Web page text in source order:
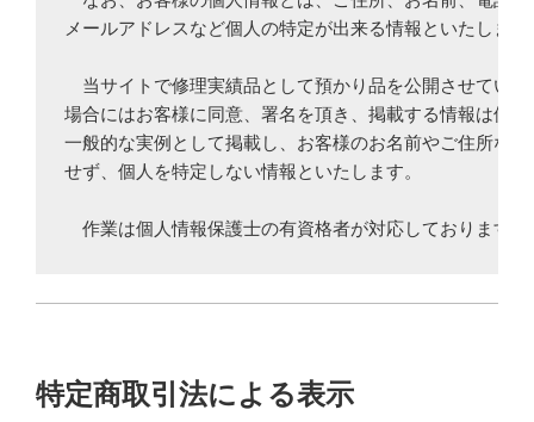
メールアドレスなど個人の特定が出来る情報といたします
当サイトで修理実績品として預かり品を公開させていた
場合にはお客様に同意、署名を頂き、掲載する情報は修理
一般的な実例として掲載し、お客様のお名前やご住所など
せず、個人を特定しない情報といたします。
作業は個人情報保護士の有資格者が対応しております。
特定商取引法による表示